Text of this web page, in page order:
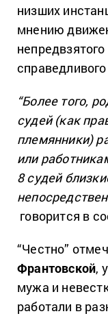
низших
мнению
“Более того,
судей (как
племянники)
или
8 судей
говорится в
“Честно”
Франтовской,
мужа и
работали в